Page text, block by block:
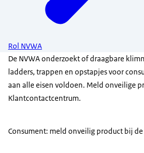
Rol NVWA
De NVWA onderzoekt of draagbare
ladders, trappen en opstapjes voor
aan alle eisen voldoen. Meld onveilige
Klantcontactcentrum.
Consument: meld onveilig product bij de